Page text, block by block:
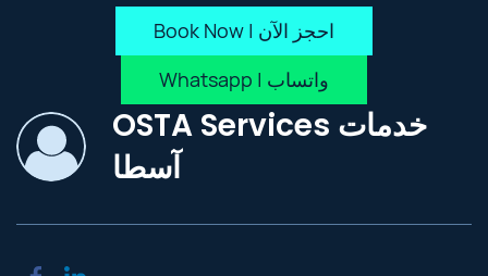
Book Now | احجز الآن
Whatsapp | واتساب
OSTA Services خدمات
آسطا